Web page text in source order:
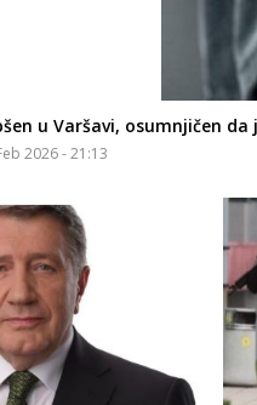
u Varšavi, osumnjičen
2026 - 21:13